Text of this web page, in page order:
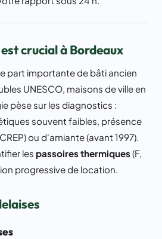
crucial à Bordeaux
part importante de bâti ancien
UNESCO, maisons de ville en
pèse sur les diagnostics :
souvent faibles, présence
ou d'amiante (avant 1997).
les passoires thermiques(F,
progressive de location.